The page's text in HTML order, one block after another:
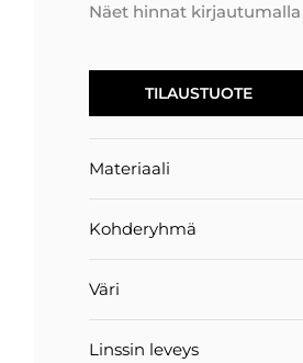
Näet hinnat kirjautumalla
TILAUSTUOTE
Materiaali
Kohderyhmä
Väri
Linssin leveys